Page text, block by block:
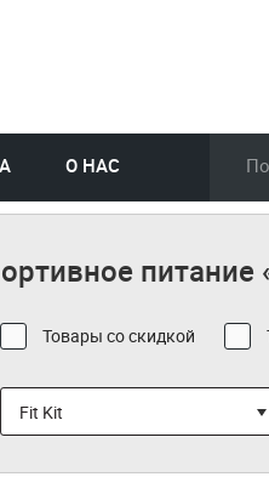
О НАС
питание
Товары со скидкой